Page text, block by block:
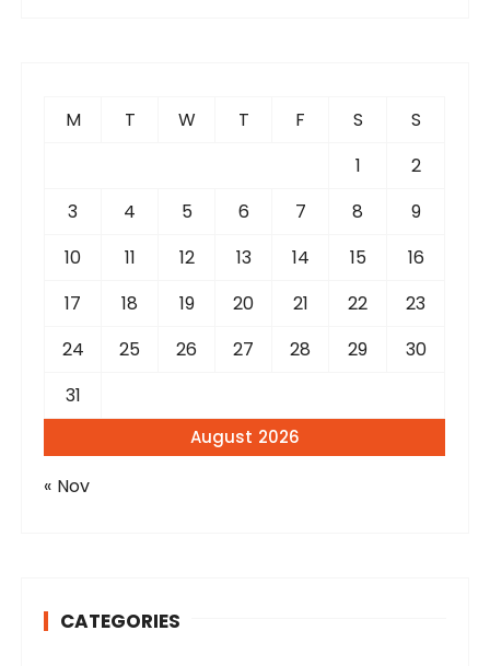
August 2026
M T W T F S
S
1
2
3
4 5 6 7 8
9
10
11 12 13 14 15
16
17
18 19 20 21 22
23
24
25 26 27 28 29
30
31
« Nov
CATEGORIES